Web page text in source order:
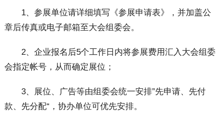
1、参展单位请详细填写《参展申请表》，并加盖公
章后传真或电子邮箱至大会组委会。
2、企业报名后5个工作日内将参展费用汇入大会组委
会指定帐号，从而确定展位；
3、展位、广告等由组委会统一安排”先申请、先付
款、先分配“，协办单位可优先安排。